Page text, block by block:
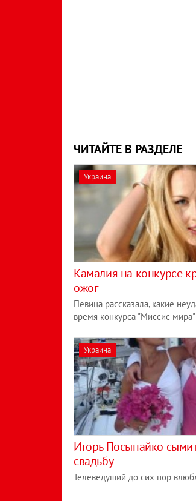
ЧИТАЙТЕ В РАЗДЕЛЕ
Украина
Камалия на конкурсе
ожог
Певица рассказала, какие
время конкурса "Миссис мира"
Украина
Игорь Посыпайко
свадьбу
Телеведущий до сих пор